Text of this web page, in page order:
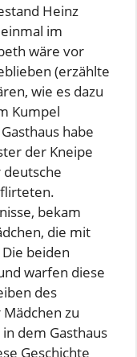
Heinz
im
wäre vor
(erzählte
wie es dazu
Kumpel
habe
der Kneipe
deutsche
bekam
die mit
beiden
warfen diese
des
zu
dem Gasthaus
Geschichte